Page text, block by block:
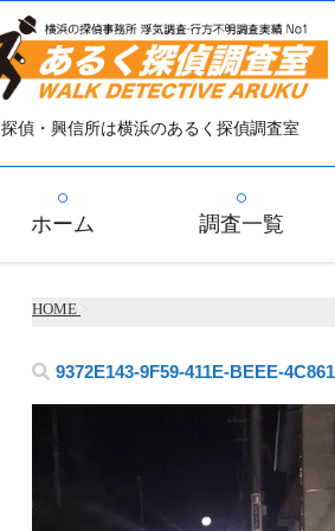
探偵・興信所は横浜のあるく探偵調査室
ホーム 調査一覧
HOME
9372E143-9F59-411E-BEEE-